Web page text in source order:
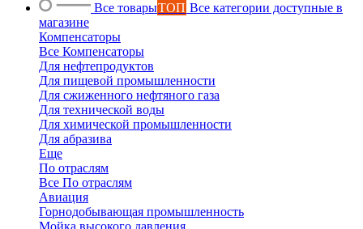
Все товарыТОП Все категории доступные в
магазине
Компенсаторы
Все Компенсаторы
Для нефтепродуктов
Для пищевой промышленности
Для сжиженного нефтяного газа
Для технической воды
Для химической промышленности
Для абразива
Еще
По отраслям
Все По отраслям
Авиация
Горнодобывающая промышленность
Мойка высокого давления